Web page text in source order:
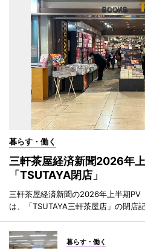
暮らす・働く
三軒茶屋経済新聞2026年
「TSUTAYA閉店」
三軒茶屋経済新聞の2026年上半期PV
は、「TSUTAYA三軒茶屋店」の閉店
暮らす・働く